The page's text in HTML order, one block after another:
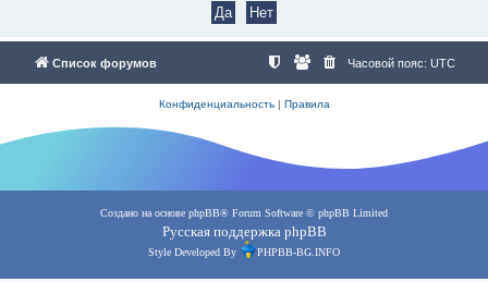
Список форумов Часовой пояс: UTC
Конфиденциальность| Правила
Создано на основе phpBB® Forum Software © phpBB Limited
Русская поддержка phpBB
Style Developed By PHPBB-BG.INFO